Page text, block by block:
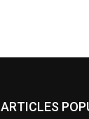
ARTICLES